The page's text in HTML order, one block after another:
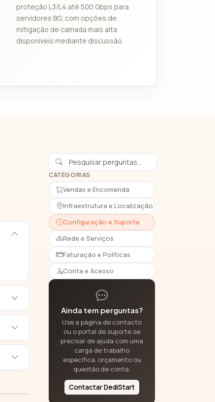
proteção L3/L4 até 500 Gbps para
servidores BG, com opções de
mitigação de camada mais alta
disponíveis mediante discussão.
CATEGORIAS
Vendas e Encomenda
Infraestrutura e Localização
Configuração e Suporte
Rede e Serviços
Faturação e Políticas
Conta e Acesso
Ainda tem perguntas?
Use a página de contacto
ou o portal de suporte se
precisar de ajuda com uma
carga de trabalho
específica, orçamento ou
questão de conta.
Contactar DediStart